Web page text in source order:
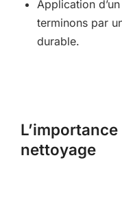
Application d’un
terminons par
durable.
nettoyage